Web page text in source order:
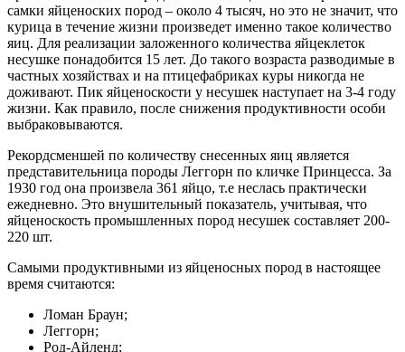
самки яйценоских пород – около 4 тысяч, но это не значит, что
курица в течение жизни произведет именно такое количество
яиц. Для реализации заложенного количества яйцеклеток
несушке понадобится 15 лет. До такого возраста разводимые в
частных хозяйствах и на птицефабриках куры никогда не
доживают. Пик яйценоскости у несушек наступает на 3-4 году
жизни. Как правило, после снижения продуктивности особи
выбраковываются.
Рекордсменшей по количеству снесенных яиц является
представительница породы Леггорн по кличке Принцесса. За
1930 год она произвела 361 яйцо, т.е неслась практически
ежедневно. Это внушительный показатель, учитывая, что
яйценоскость промышленных пород несушек составляет 200-
220 шт.
Самыми продуктивными из яйценосных пород в настоящее
время считаются:
Ломан Браун;
Леггорн;
Род-Айленд;